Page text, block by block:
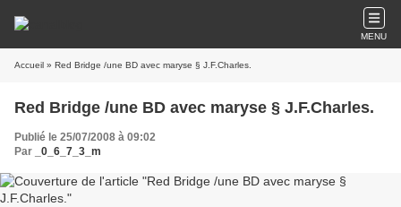
MENU
Accueil » Red Bridge /une BD avec maryse § J.F.Charles.
Red Bridge /une BD avec maryse § J.F.Charles.
Publié le 25/07/2008 à 09:02
Par
_0_6_7_3_m